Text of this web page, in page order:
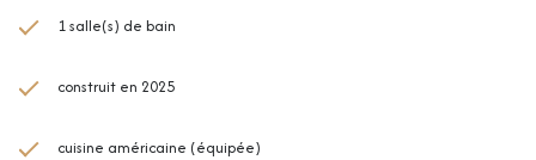
1 salle(s) de bain
construit en 2025
cuisine américaine (équipée)